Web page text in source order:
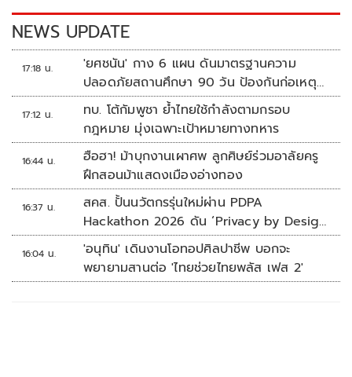
k k
NEWS UPDATE
17:18 น.
'ยศชนัน' กาง 6 แผน ดันมาตรฐานความ
ปลอดภัยสถานศึกษา 90 วัน ป้องกันก่อเหตุ
รุนแรง
17:12 น.
ทบ. โต้กัมพูชา ย้ำไทยใช้กำลังตามกรอบ
กฎหมาย มุ่งเฉพาะเป้าหมายทางทหาร
16:44 น.
ฮือฮา! ม้าบุกงานเผาศพ ลูกศิษย์ร่วมอาลัยครู
ฝึกสอนม้าแสดงเมืองอ่างทอง
16:37 น.
สคส. ปั้นนวัตกรรุ่นใหม่ผ่าน PDPA
Hackathon 2026 ดัน ‘Privacy by Design
for all’ สู่โซลูชันคุ้มครองข้อมูลส่วนบุคคลที่
ใช้ได้จริง
16:04 น.
'อนุทิน' เดินงานโอทอปศิลปาชีพ บอกจะ
พยายามสานต่อ 'ไทยช่วยไทยพลัส เฟส 2'